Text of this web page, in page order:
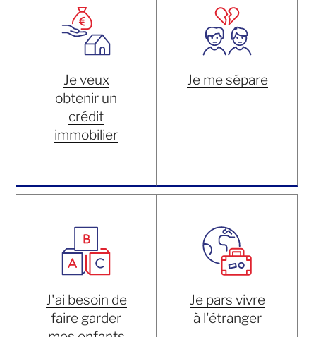
Je veux
obtenir un
crédit
immobilier
Je me sépare
J'ai besoin de
faire garder
Je pars vivre
à l'étranger